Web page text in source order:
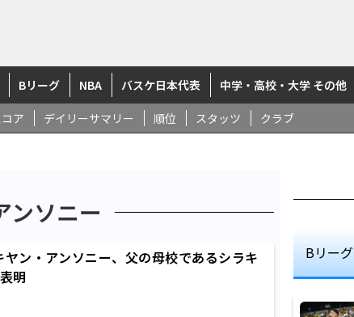
Bリーグ NBA バスケ日本代表 中学・高校・大学 その他
ア デイリーサマリー 順位 スタッツ
クラブ
ンソニー
ン・アンソニー、父の母校であるシラキ
明
Bリーグ